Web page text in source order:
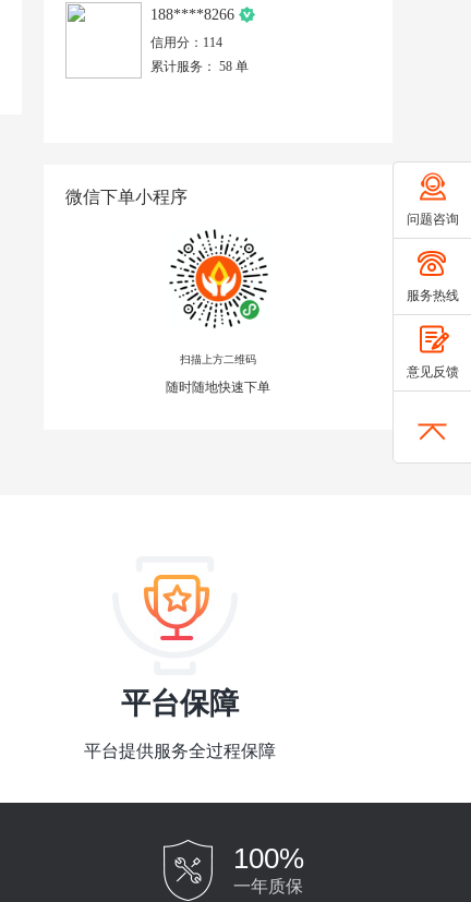
188****8266
信用分：114
累计服务： 58 单
微信下单小程序
扫描上方二维码
随时随地快速下单
平台保障
平台提供服务全过程保障
100%
一年质保
问题咨询
服务热线
意见反馈